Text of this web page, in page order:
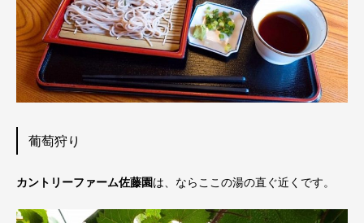
葡萄狩り
カントリーファーム佐藤園は、ならここの湯の直ぐ近くです。